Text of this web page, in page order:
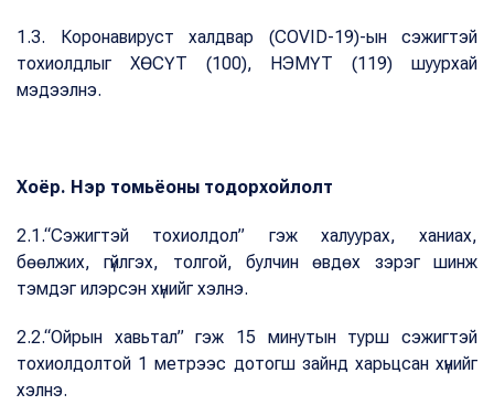
1.3. Коронавируст халдвар (COVID-19)-ын сэжигтэй
тохиолдлыг ХӨСҮТ (100), НЭМҮТ (119) шуурхай
мэдээлнэ.
Хоёр. Нэр томьёоны тодорхойлолт
2.1.“Сэжигтэй тохиолдол” гэж халуурах, ханиах,
бөөлжих, гүйлгэх, толгой, булчин өвдөх зэрэг шинж
тэмдэг илэрсэн хүнийг хэлнэ.
2.2.“Ойрын хавьтал” гэж 15 минутын турш сэжигтэй
тохиолдолтой 1 метрээс дотогш зайнд харьцсан хүнийг
хэлнэ.